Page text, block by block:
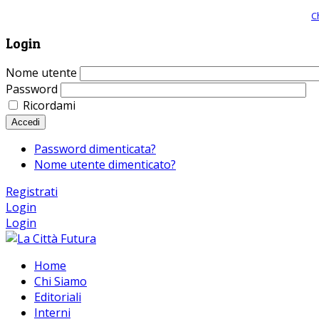
Login
Nome utente
Password
Ricordami
Accedi
Password dimenticata?
Nome utente dimenticato?
Registrati
Login
Login
Home
Chi Siamo
Editoriali
Interni